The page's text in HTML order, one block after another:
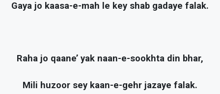
Gaya jo kaasa-e-mah le key shab gadaye falak.
Raha jo qaane’ yak naan-e-sookhta din bhar,
Mili huzoor sey kaan-e-gehr jazaye falak.